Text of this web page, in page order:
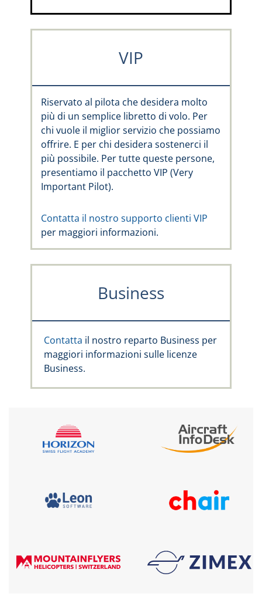
VIP
Riservato al pilota che desidera molto
più di un semplice libretto di volo. Per
chi vuole il miglior servizio che possiamo
offrire. E per chi desidera sostenerci il
più possibile. Per tutte queste persone,
presentiamo il pacchetto VIP (Very
Important Pilot).
Contatta il nostro supporto clienti VIP
per maggiori informazioni.
Business
Contatta il nostro reparto Business per
maggiori informazioni sulle licenze
Business.